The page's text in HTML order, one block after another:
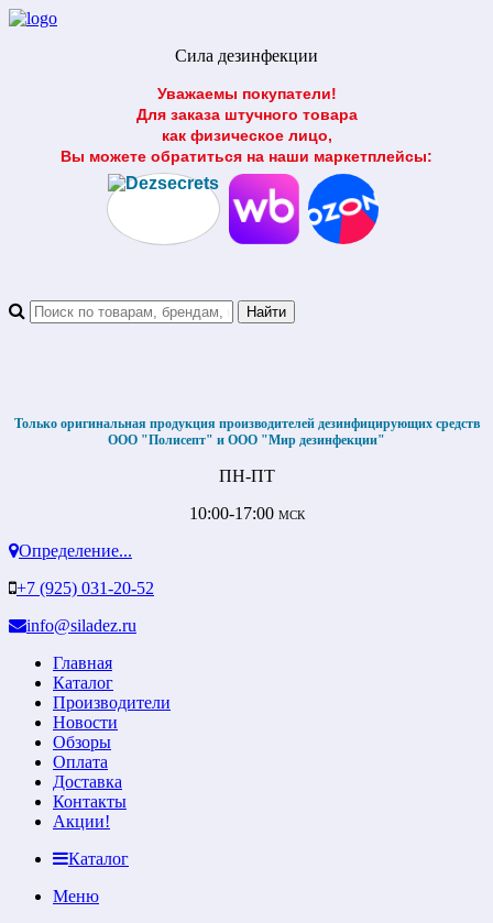
Сила дезинфекции
Уважаемы покупатели!
Для заказа штучного товара
как физическое лицо,
Вы можете обратиться на наши маркетплейсы:
Только оригинальная продукция производителей дезинфицирующих средств
ООО "Полисепт" и ООО "Мир дезинфекции"
ПН-ПТ
10:00-17:00 МСК
Определение...
+7 (925) 031-20-52
info@siladez.ru
Главная
Каталог
Производители
Новости
Обзоры
Оплата
Доставка
Контакты
Акции!
Каталог
Меню